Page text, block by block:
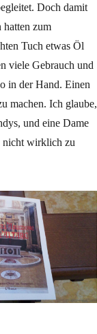
Doch damit
hatten zum
Tuch etwas Öl
viele Gebrauch und
in der Hand. Einen
machen. Ich glaube,
und eine Dame
nicht wirklich zu